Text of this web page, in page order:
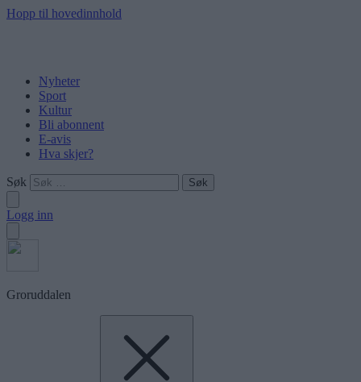
Hopp til hovedinnhold
Nyheter
Sport
Kultur
Bli abonnent
E-avis
Hva skjer?
Søk
Logg inn
Groruddalen